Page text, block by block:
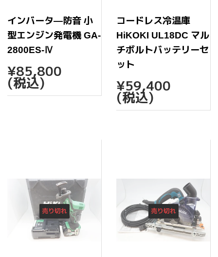
インバータ―防音 小
型エンジン発電機 GA-
2800ES-Ⅳ
通
常
価
格
¥85,800 ¥85,800
(税込)
コードレス冷温庫
HiKOKI UL18DC マル
チボルトバッテリーセ
ット
通
常
価
格
¥59,400
(税込)
売り切れ 売り切れ